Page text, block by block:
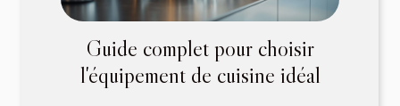
Guide complet pour choisir
l'équipement de cuisine idéal